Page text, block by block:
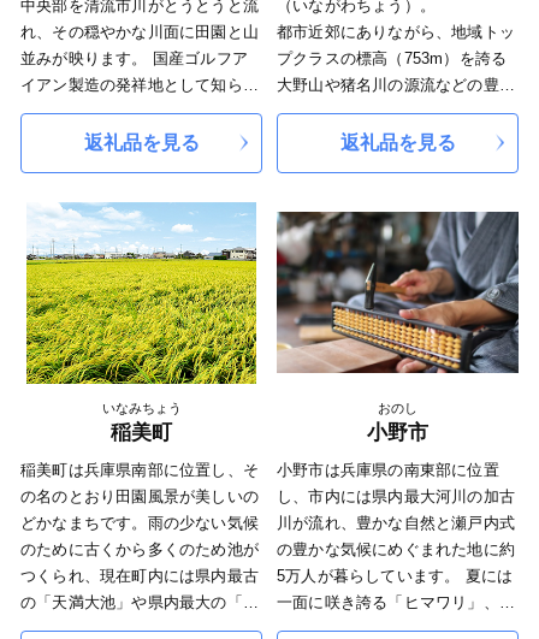
中央部を清流市川がとうとうと流
れ、その穏やかな川面に田園と山
並みが映ります。 国産ゴルフア
イアン製造の発祥地として知られ
刀鍛冶の技術を受け継いだ職人た
ちによる軟鉄鍛造のアイアンづく
りが盛んです。 山に囲まれた豊
清流市川のせせらぎ。 魅力あふ
れる特産品と自然がいっぱいのま
ちです。
返礼品を見る
（いながわちょう）。
都市近郊にありながら、地域トッ
プクラスの標高（753m）を誇る
大野山や猪名川の源流などの豊か
な自然を、四季を通じて感じられ
るまちです。
町域の8割を占める兵庫県立自然
ら大規模な住宅地として開発が進
み、鉄道の乗り入れやバス路線の
整備、大規模商業施設のオープン
など、にぎわいと発展を続けてき
ました。
阪神都市圏にありながら、全町が
公園のような貴重な居住環境とな
っており、現在では約3万人が緑
と暮らしていくことができる快適
す。
返礼品を見る
いなみちょう
稲美町
稲美町は兵庫県南部に位置し、そ
の名のとおり田園風景が美しいの
どかなまちです。雨の少ない気候
のために古くから多くのため池が
つくられ、現在町内には県内最古
の「天満大池」や県内最大の「加
古大池」など88のため池が点在し
おのし
小野市
小野市は兵庫県の南東部に位置
し、市内には県内最大河川の加古
川が流れ、豊かな自然と瀬戸内式
の豊かな気候にめぐまれた地に約
5万人が暮らしています。 夏には
一面に咲き誇る「ヒマワリ」、日
本を代表するそろばんなどの伝統